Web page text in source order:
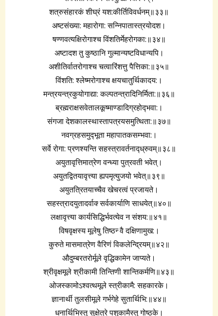
शत्रुसंहारकं शीघ्रं यश:कीर्तिविवर्धनम्॥३३॥
अष्टसंख्या: महारोगा: सन्निपातास्त्रयोदश।
षण्णवत्यक्षिरोगाश्च विंशतिर्मेहरोगका:॥३४॥
अष्टादश तु कुष्ठानि गुल्मान्यष्टविधान्यपि।
अशीतिर्वातरोगाश्च चत्वारिंशत्तु पैत्तिका:॥३५॥
विंशति: श्लेष्मरोगाश्च क्षयचातुर्थिकादय:।
मन्त्रयन्त्रकुयोगाद्या: कल्पतन्त्रादिनिर्मिता:॥३६॥
ब्रह्मराक्षसवेतालकूष्माण्डादिग्रहोद्‍भवा:।
संगजा देशकालस्थास्तापत्रयसमुत्थिता:॥३७॥
नवग्रहसमुद्‍भूता महापातकसम्भवा:।
सर्वे रोगा: प्रणश्यन्ति सहस्त्रावर्तनाद्‍ध्रुवम्॥३८॥
अयुतावृत्तिमात्रेण वन्ध्या पुत्रवती भवेत्।
अयुतद्वितयावृत्त्या ह्यपमृत्युजयो भवेत्॥३९॥
अयुतत्रितयाच्चैव खेचरत्वं प्रजायते।
सहस्त्रादयुतादर्वाक्‍ सर्वकार्याणि साधयेत्॥४०॥
लक्षावृत्त्या कार्यसिद्धिर्भवत्येव न संशय:॥४१॥
विषवृक्षस्य मूलेषु तिष्ठन्‍ वै दक्षिणामुख:।
कुरुते मासमात्रेण वैरिणं विकलेन्द्रियम्॥४२॥
औदुम्बरतरोर्मूले वृद्धिकामेन जाप्यते।
श्रीवृक्षमूले श्रीकामी तिन्तिणी शान्तिकर्मणि॥४३॥
ओजस्कामोऽश्वत्थमूले स्त्रीकामै: सहकारके।
ज्ञानार्थी तुलसीमूले गर्भगेहे सुतार्थिभि:॥४४॥
धनार्थिभिस्तु सुक्षेत्रे पशुकामैस्तु गोष्ठके।